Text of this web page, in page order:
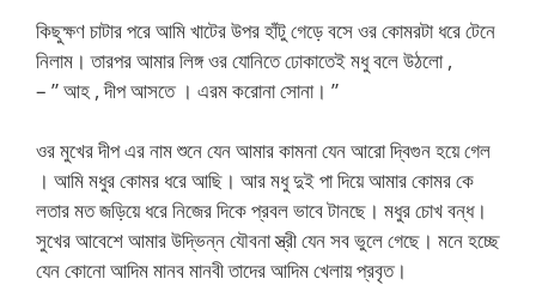
কিছুক্ষণ চাটার পরে আমি খাটের উপর হাঁটু গেড়ে বসে ওর কোমরটা ধরে টেনে
নিলাম। তারপর আমার লিঙ্গ ওর যোনিতে ঢোকাতেই মধু বলে উঠলো ,
– ” আহ , দীপ আসতে । এরম করোনা সোনা। ”
ওর মুখের দীপ এর নাম শুনে যেন আমার কামনা যেন আরো দ্বিগুন হয়ে গেল
। আমি মধুর কোমর ধরে আছি। আর মধু দুই পা দিয়ে আমার কোমর কে
লতার মত জড়িয়ে ধরে নিজের দিকে প্রবল ভাবে টানছে। মধুর চোখ বন্ধ।
সুখের আবেশে আমার উদ্ভিন্ন যৌবনা স্ত্রী যেন সব ভুলে গেছে। মনে হচ্ছে
যেন কোনো আদিম মানব মানবী তাদের আদিম খেলায় প্রবৃত।